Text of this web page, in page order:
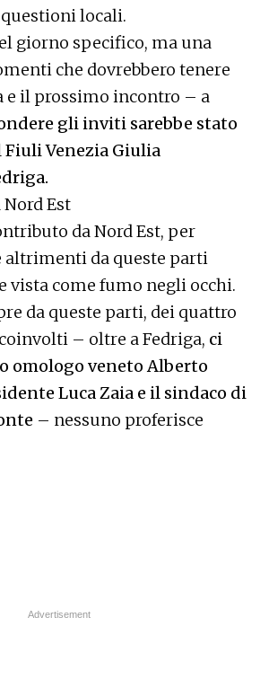
locali.
giorno specifico, ma una
che dovrebbero tenere
e il prossimo incontro – a
gli inviti sarebbe stato
Venezia Giulia
Est
da Nord Est, per
altrimenti da queste parti
vista come fumo negli occhi.
da queste parti, dei quattro
– oltre a Fedriga, ci
omologo veneto Alberto
Luca Zaia e il sindaco di
– nessuno proferisce